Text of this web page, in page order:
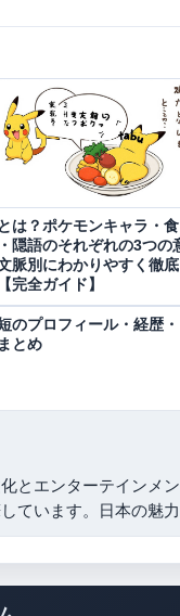
は？ポケモンキャラ・食
隠語のそれぞれの3つの
脈別にわかりやすく徹底
完全ガイド】
のプロフィール・経歴・
とめ
とエンターテインメ
ています。日本の魅